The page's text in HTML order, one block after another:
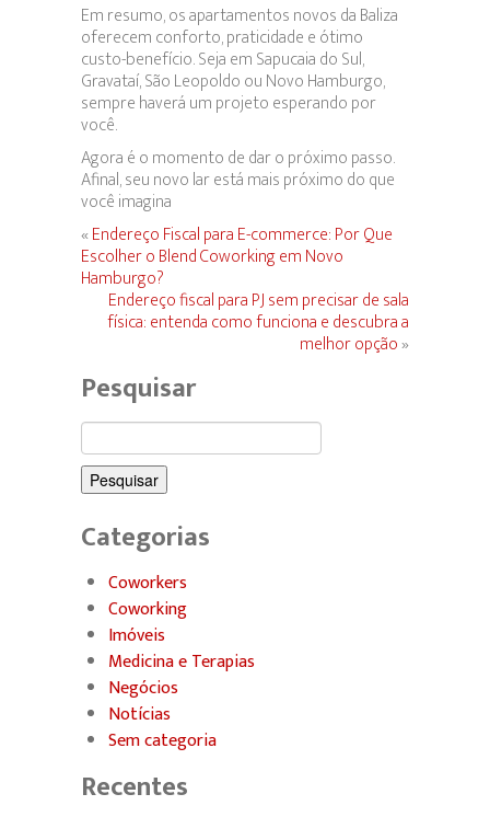
Em resumo, os apartamentos novos da Baliza
oferecem conforto, praticidade e ótimo
custo-benefício. Seja em Sapucaia do Sul,
Gravataí, São Leopoldo ou Novo Hamburgo,
sempre haverá um projeto esperando por
você.
Agora é o momento de dar o próximo passo.
Afinal, seu novo lar está mais próximo do que
você imagina
«Endereço Fiscal para E-commerce: Por Que
Escolher o Blend Coworking em Novo
Hamburgo?
Endereço fiscal para PJ sem precisar de sala
física: entenda como funciona e descubra a
melhor opção»
Pesquisar
Pesquisar
por:
Categorias
Coworkers
Coworking
Imóveis
Medicina e Terapias
Negócios
Notícias
Sem categoria
Recentes